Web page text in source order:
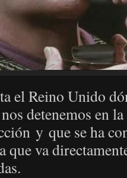
el Reino Unido
detenemos en
y que se ha
que va